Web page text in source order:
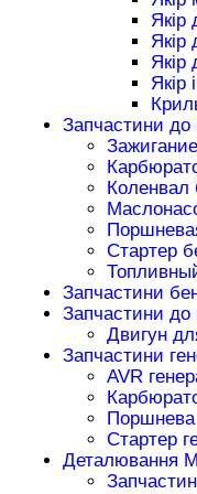
Якір
Якір
Якір
Запчастини до
Коленвал
Стартер
Запчастини
Запчастини до
Двигун
Запчастини
AVR
Поршнева
Стартер
Деталювання